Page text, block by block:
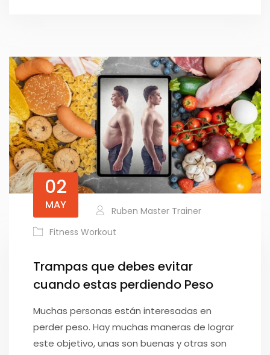
02
MAY
Ruben Master Trainer
Fitness Workout
Trampas que debes evitar
cuando estas perdiendo Peso
Muchas personas están interesadas en
perder peso. Hay muchas maneras de lograr
este objetivo, unas son buenas y otras son